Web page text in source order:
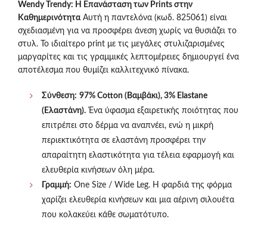
Wendy Trendy: Η Επανάσταση των Prints στην
ΚαθημερινότηταΑυτή η παντελόνα (κωδ. 825061) είναι
σχεδιασμένη για να προσφέρει άνεση χωρίς να θυσιάζει το
στυλ. Το ιδιαίτερο print με τις μεγάλες στυλιζαρισμένες
μαργαρίτες και τις γραμμικές λεπτομέρειες δημιουργεί ένα
αποτέλεσμα που θυμίζει καλλιτεχνικό πίνακα.
Σύνθεση: 97% Cotton (Βαμβάκι), 3% Elastane
(Ελαστάνη). Ένα ύφασμα εξαιρετικής ποιότητας που
επιτρέπει στο δέρμα να αναπνέει, ενώ η μικρή
περιεκτικότητα σε ελαστάνη προσφέρει την
απαραίτητη ελαστικότητα για τέλεια εφαρμογή και
ελευθερία κινήσεων όλη μέρα.
Γραμμή: One Size / Wide Leg. Η φαρδιά της φόρμα
χαρίζει ελευθερία κινήσεων και μια αέρινη σιλουέτα
που κολακεύει κάθε σωματότυπο.